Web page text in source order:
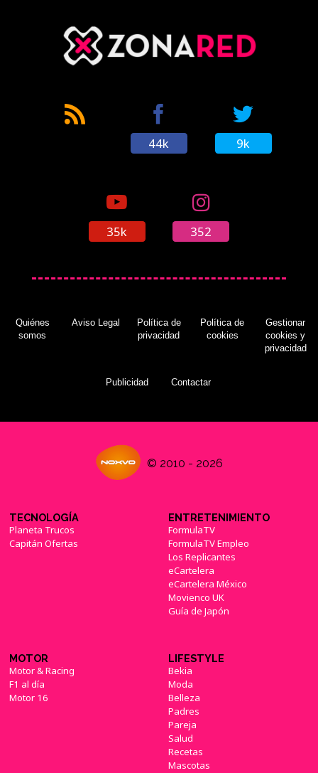
44k 9k
35k 352
Quiénes
somos
Aviso Legal
Política de
privacidad
Política de
cookies
Gestionar
cookies y
privacidad
Publicidad Contactar
© 2010 - 2026
TECNOLOGÍA
Planeta Trucos
Capitán Ofertas
ENTRETENIMIENTO
FormulaTV
FormulaTV Empleo
Los Replicantes
eCartelera
eCartelera México
Movienco UK
Guía de Japón
MOTOR
Motor & Racing
F1 al día
Motor 16
LIFESTYLE
Bekia
Moda
Belleza
Padres
Pareja
Salud
Recetas
Mascotas